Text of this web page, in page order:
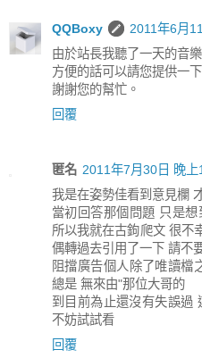
QQBoxy
2011年6月
由於站長我聽了一天的音
方便的話可以請您提供一
謝謝您的幫忙。
回覆
匿名 2011年7月30日 晚上
我是在姿勢佳看到意見欄
當初回答那個問題 只是
所以我就在古鉤爬文 很不
偶轉過去引用了一下 請不
阻擋廣告個人除了唯讀檔
總是 無來由"那位大哥的
到目前為止還沒有失誤過
不妨試試看
回覆